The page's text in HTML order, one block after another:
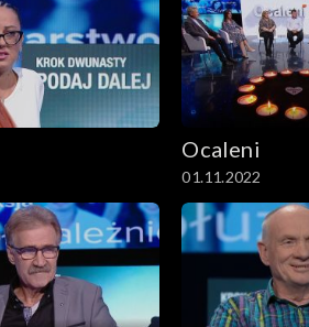
Ocaleni
01.11.2022